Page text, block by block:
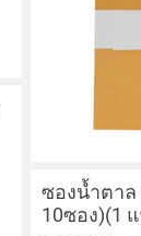
ซองน้ำตาล
10ซอง)(1